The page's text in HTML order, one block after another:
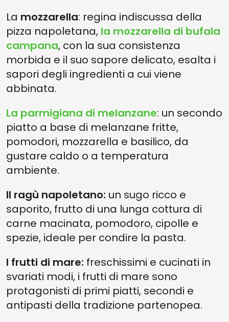
La mozzarella: regina indiscussa della
pizza napoletana, la mozzarella di bufala
campana, con la sua consistenza
morbida e il suo sapore delicato, esalta i
sapori degli ingredienti a cui viene
abbinata.
La parmigiana di melanzane: un secondo
piatto a base di melanzane fritte,
pomodori, mozzarella e basilico, da
gustare caldo o a temperatura
ambiente.
Il ragù napoletano: un sugo ricco e
saporito, frutto di una lunga cottura di
carne macinata, pomodoro, cipolle e
spezie, ideale per condire la pasta.
I frutti di mare: freschissimi e cucinati in
svariati modi, i frutti di mare sono
protagonisti di primi piatti, secondi e
antipasti della tradizione partenopea.